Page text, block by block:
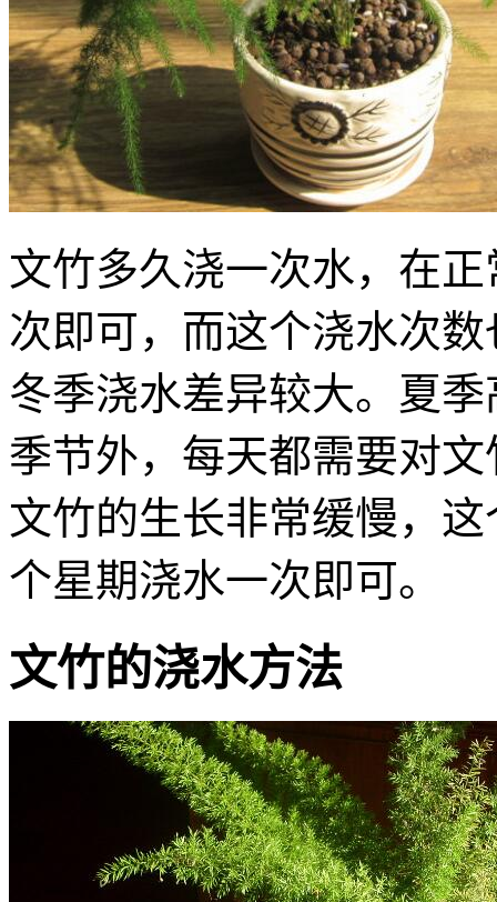
文竹多久浇一次水，在
次即可，而这个浇水次
冬季浇水差异较大。夏
季节外，每天都需要对
文竹的生长非常缓慢，
个星期浇水一次即可。
文竹的浇水方法